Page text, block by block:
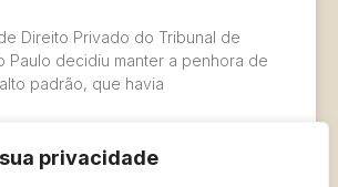
privacidade
de Direito Privado do Tribunal de
Paulo decidiu manter a penhora de
padrão, que havia